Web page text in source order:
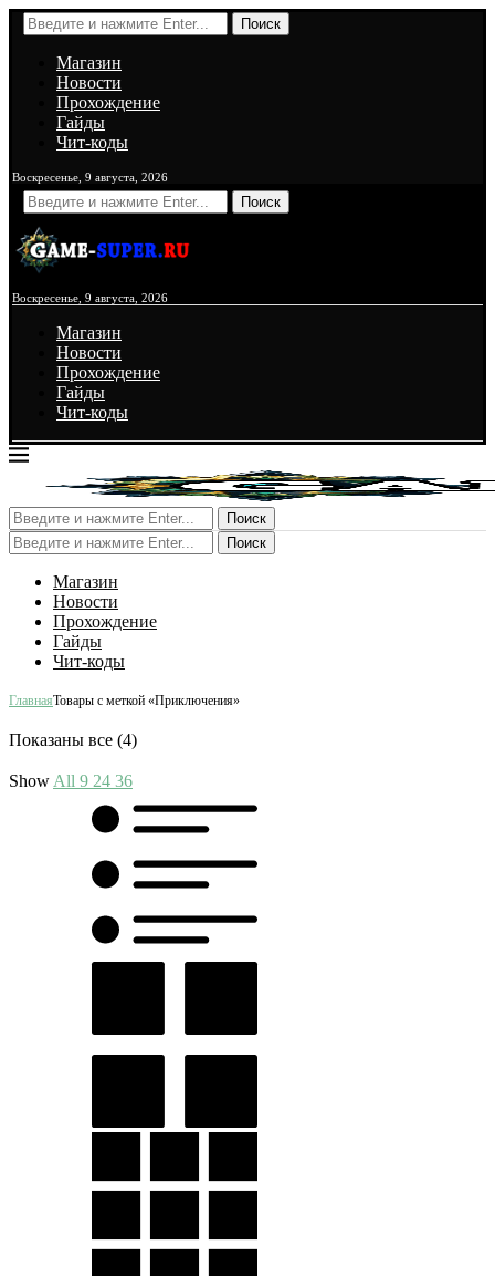
Поиск
Магазин
Новости
Прохождение
Гайды
Чит-коды
Воскресенье, 9 августа, 2026
Поиск
Воскресенье, 9 августа, 2026
Магазин
Новости
Прохождение
Гайды
Чит-коды
Поиск
Поиск
Магазин
Новости
Прохождение
Гайды
Чит-коды
ГлавнаяТовары с меткой «Приключения»
Показаны все (4)
Show All 9 24 36